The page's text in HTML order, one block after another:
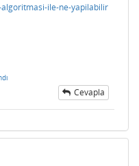
ile-ne-yapilabilir
Cevapla